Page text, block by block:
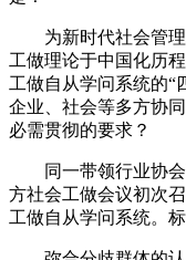
为新时代社会管理
工做理论于中国化历
工做自从学问系统的“
企业、社会等多方协
必需贯彻的要求？
同一带领行业协会
方社会工做会议初次
工做自从学问系统。